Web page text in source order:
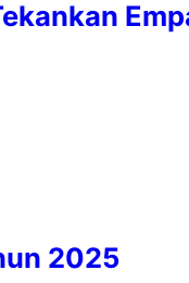
2025